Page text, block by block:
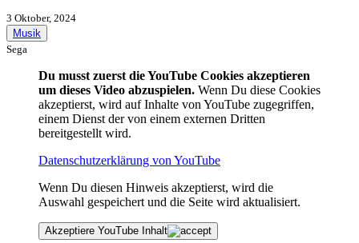
3 Oktober, 2024
Musik
Sega
Du musst zuerst die YouTube Cookies akzeptieren
um dieses Video abzuspielen. Wenn Du diese Cookies
akzeptierst, wird auf Inhalte von YouTube zugegriffen,
einem Dienst der von einem externen Dritten
bereitgestellt wird.
Datenschutzerklärung von YouTube
Wenn Du diesen Hinweis akzeptierst, wird die
Auswahl gespeichert und die Seite wird aktualisiert.
Akzeptiere YouTube Inhalt